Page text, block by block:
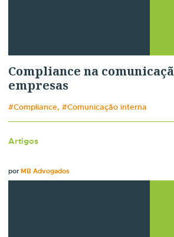
Compliance na
empresas
#Compliance, #Comunicação interna
Artigos
porMB Advogados